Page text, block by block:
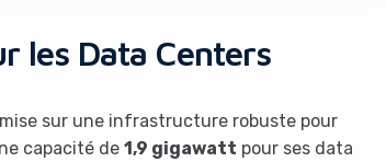
les Data Centers
sur une infrastructure robuste pour
capacité de 1,9 gigawatt pour ses data